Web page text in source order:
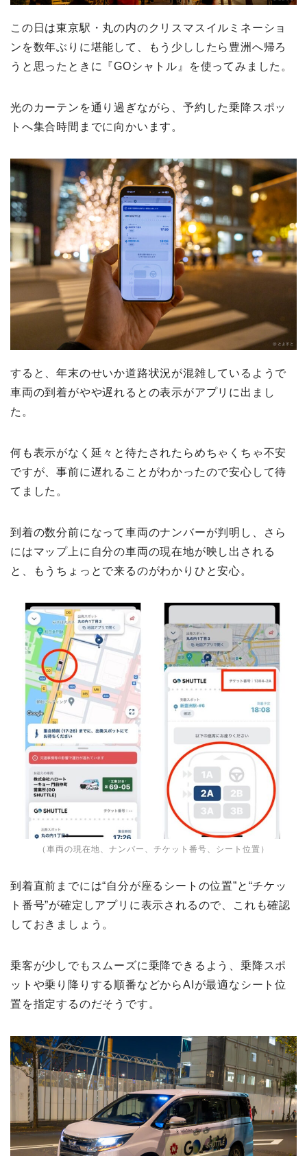
この日は東京駅・丸の内のクリスマスイルミネーショ
ンを数年ぶりに堪能して、もう少ししたら豊洲へ帰ろ
うと思ったときに『GOシャトル』を使ってみました。
光のカーテンを通り過ぎながら、予約した乗降スポッ
トへ集合時間までに向かいます。
すると、年末のせいか道路状況が混雑しているようで
車両の到着がやや遅れるとの表示がアプリに出まし
た。
何も表示がなく延々と待たされたらめちゃくちゃ不安
ですが、事前に遅れることがわかったので安心して待
てました。
到着の数分前になって車両のナンバーが判明し、さら
にはマップ上に自分の車両の現在地が映し出される
と、もうちょっとで来るのがわかりひと安心。
（車両の現在地、ナンバー、チケット番号、シート位置）
到着直前までには“自分が座るシートの位置”と“チケッ
ト番号”が確定しアプリに表示されるので、これも確認
しておきましょう。
乗客が少しでもスムーズに乗降できるよう、乗降スポ
ットや乗り降りする順番などからAIが最適なシート位
置を指定するのだそうです。